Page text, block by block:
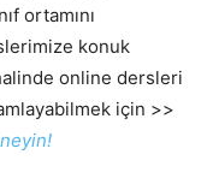
ortamını
konuk
online dersleri
için >>